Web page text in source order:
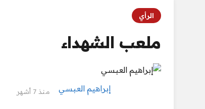
الرأي
ملعب الشهداء
إبراهيم العبسي منذ 7 أشهر